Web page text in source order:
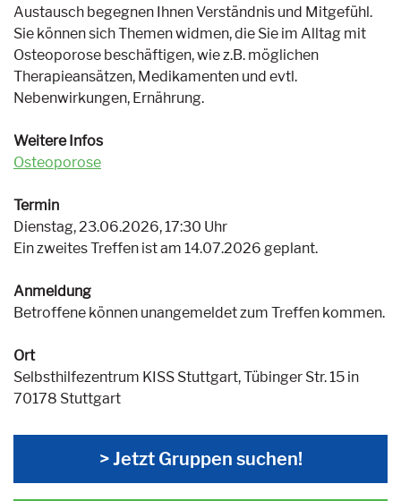
Austausch begegnen Ihnen Verständnis und Mitgefühl.
Sie können sich Themen widmen, die Sie im Alltag mit
Osteoporose beschäftigen, wie z.B. möglichen
Therapieansätzen, Medikamenten und evtl.
Nebenwirkungen, Ernährung.
Weitere Infos
Osteoporose
Termin
Dienstag, 23.06.2026, 17:30 Uhr
Ein zweites Treffen ist am 14.07.2026 geplant.
Anmeldung
Betroffene können unangemeldet zum Treffen kommen.
Ort
Selbsthilfezentrum KISS Stuttgart, Tübinger Str. 15 in
70178 Stuttgart
> Jetzt Gruppen suchen!